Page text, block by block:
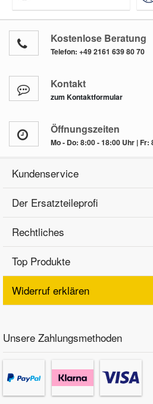
Kostenlose Beratung
Telefon: +49 2161 639 80 70
Kontakt
zum Kontaktformular
Öffnungszeiten
Mo - Do: 8:00 - 18:00 Uhr | Fr:
Kundenservice
Der Ersatzteileprofi
Rechtliches
Top Produkte
Widerruf erklären
Unsere Zahlungsmethoden